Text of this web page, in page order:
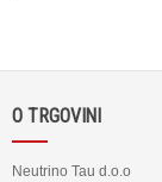
O TRGOVINI
Neutrino Tau d.o.o